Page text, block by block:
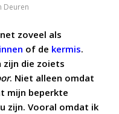
Deuren
zoveel als
of de kermis.
zijn die zoiets
. Niet alleen omdat
mijn beperkte
zijn. Vooral omdat ik